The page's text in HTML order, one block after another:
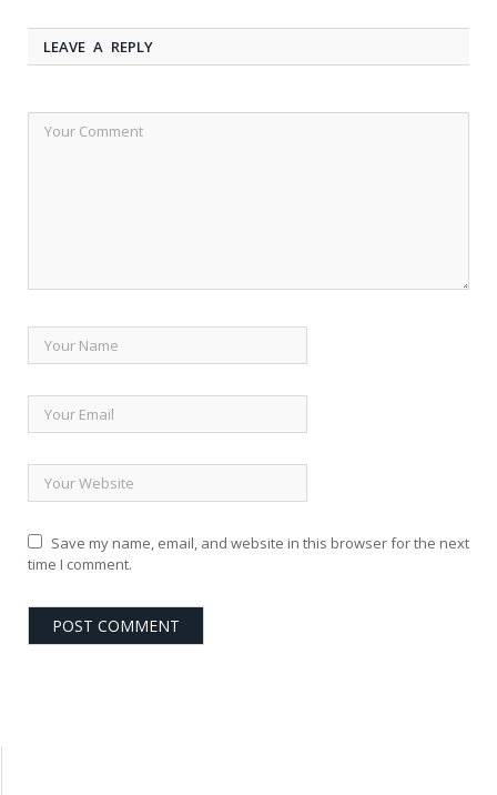
LEAVE A REPLY
Save my name, email, and website in this browser for the next
time I comment.